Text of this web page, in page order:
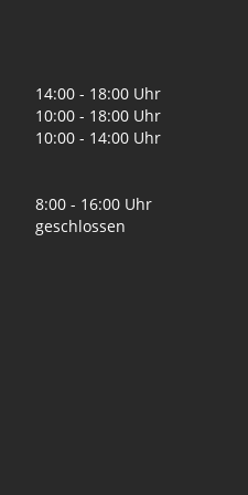
14:00 - 18:00 Uhr
10:00 - 18:00 Uhr
10:00 - 14:00 Uhr
8:00 - 16:00 Uhr
geschlossen